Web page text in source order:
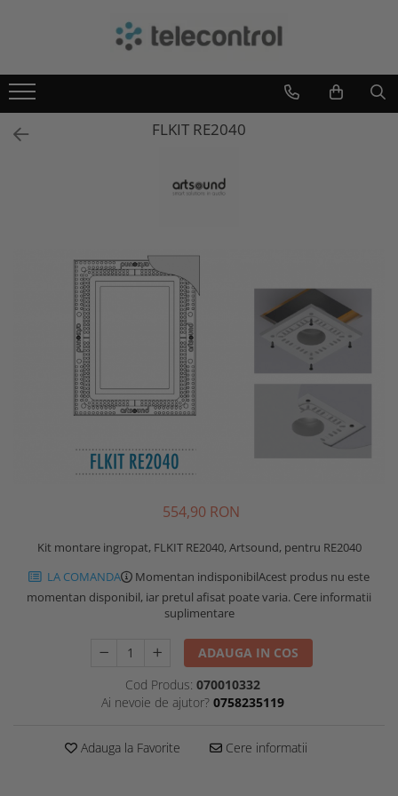
Teleco Automation
Teletask
Artsound
FLKIT RE2040
554,90 RON
Kit montare ingropat, FLKIT RE2040, Artsound, pentru RE2040
LA COMANDA
Momentan indisponibilAcest produs nu este
momentan disponibil, iar pretul afisat poate varia. Cere informatii
suplimentare
ADAUGA IN COS
Cod Produs: 070010332
Ai nevoie de ajutor? 0758235119
Adauga la Favorite Cere informatii